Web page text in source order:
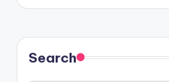
Search